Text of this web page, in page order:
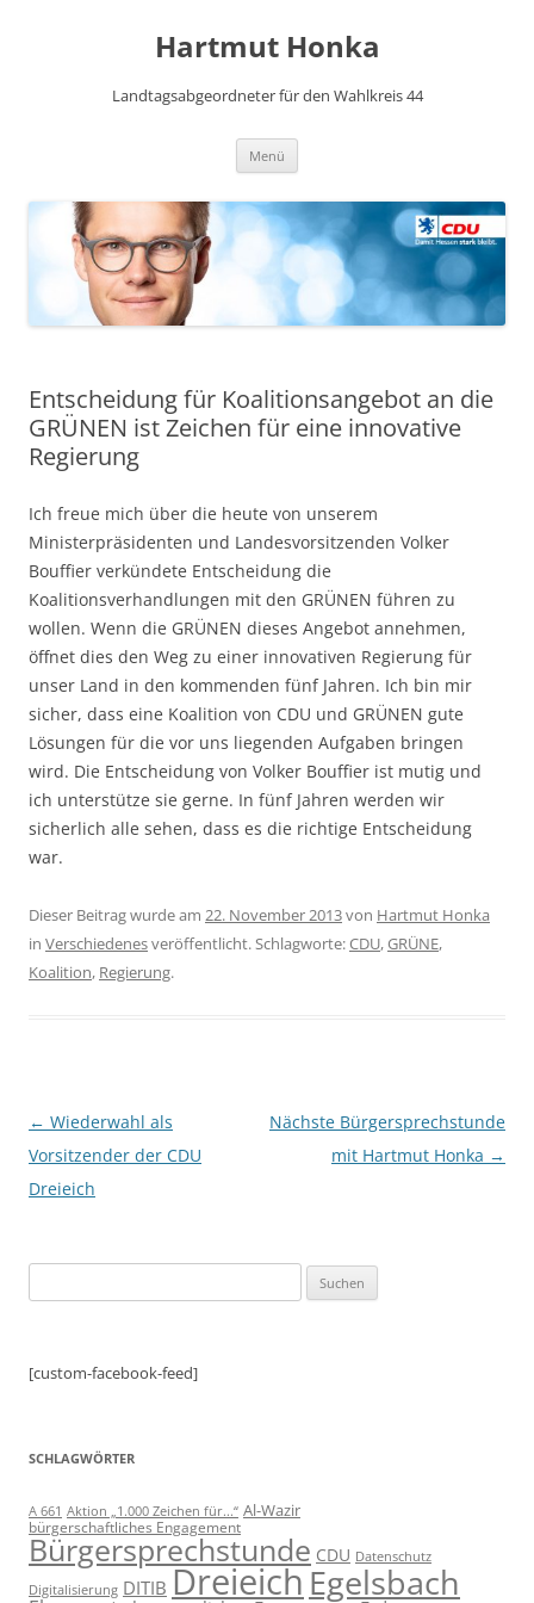
Hartmut Honka
Landtagsabgeordneter für den Wahlkreis 44
Menü
Entscheidung für Koalitionsangebot an die
GRÜNEN ist Zeichen für eine innovative
Regierung
Ich freue mich über die heute von unserem
Ministerpräsidenten und Landesvorsitzenden Volker
Bouffier verkündete Entscheidung die
Koalitionsverhandlungen mit den GRÜNEN führen zu
wollen. Wenn die GRÜNEN dieses Angebot annehmen,
öffnet dies den Weg zu einer innovativen Regierung für
unser Land in den kommenden fünf Jahren. Ich bin mir
sicher, dass eine Koalition von CDU und GRÜNEN gute
Lösungen für die vor uns liegenden Aufgaben bringen
wird. Die Entscheidung von Volker Bouffier ist mutig und
ich unterstütze sie gerne. In fünf Jahren werden wir
sicherlich alle sehen, dass es die richtige Entscheidung
war.
Dieser Beitrag wurde am 22. November 2013von Hartmut Honka
in Verschiedenesveröffentlicht. Schlagworte:CDU,GRÜNE,
Koalition, Regierung.
Beitragsnavigation
← Wiederwahl als
Vorsitzender der CDU
Dreieich
Nächste Bürgersprechstunde
mit Hartmut Honka →
nach:
[custom-facebook-feed]
SCHLAGWÖRTER
A 661 Aktion „1.000 Zeichen für...“ Al-Wazir
bürgerschaftliches Engagement
Bürgersprechstunde CDU Datenschutz
Digitalisierung DITIB DreieichEgelsbach